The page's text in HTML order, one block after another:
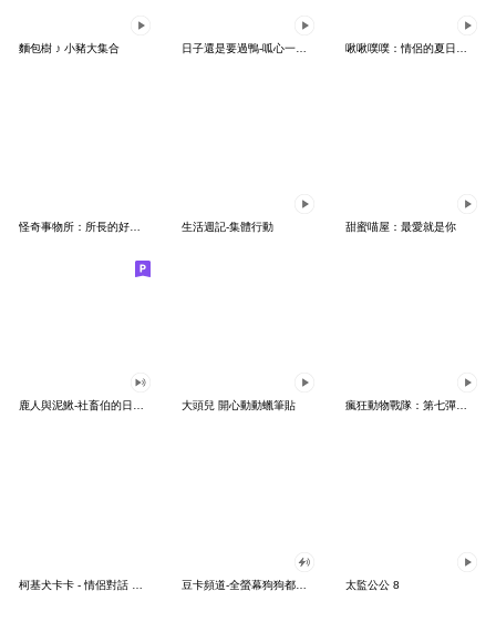
麵包樹 ♪ 小豬大集合
生活週記-集體行動 甜蜜喵屋：最愛就是你
鹿人與泥鰍-社畜伯的日常有聲貼圖 大頭兒 開心動動蠟筆貼 瘋狂動物戰隊：第七彈出任務
太監公公 8